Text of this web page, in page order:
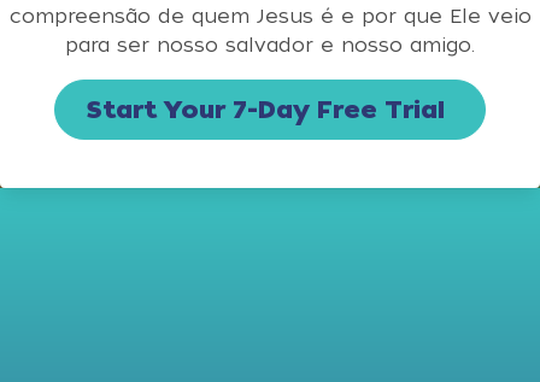
compreensão de quem Jesus é e por que Ele veio
para ser nosso salvador e nosso amigo.
Start Your 7-Day Free Trial